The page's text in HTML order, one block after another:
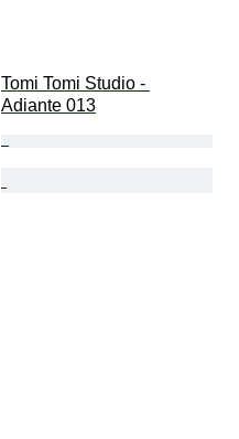
Tomi Tomi Studio -
Adiante 013